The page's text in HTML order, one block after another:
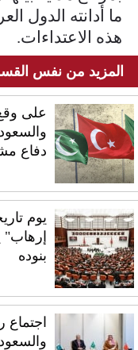
ما أدانته الدول
هذه الاعتداءات.
المزيد من نفس
على
دفاع
يوم
إرهاب"
بنوده